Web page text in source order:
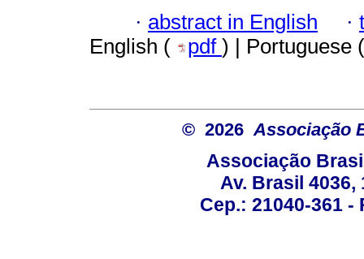
· abstract in English ·
English (
pdf ) | Portuguese
© 2026Associação
Associação
Av. Brasil 4036,
Cep.: 21040-361